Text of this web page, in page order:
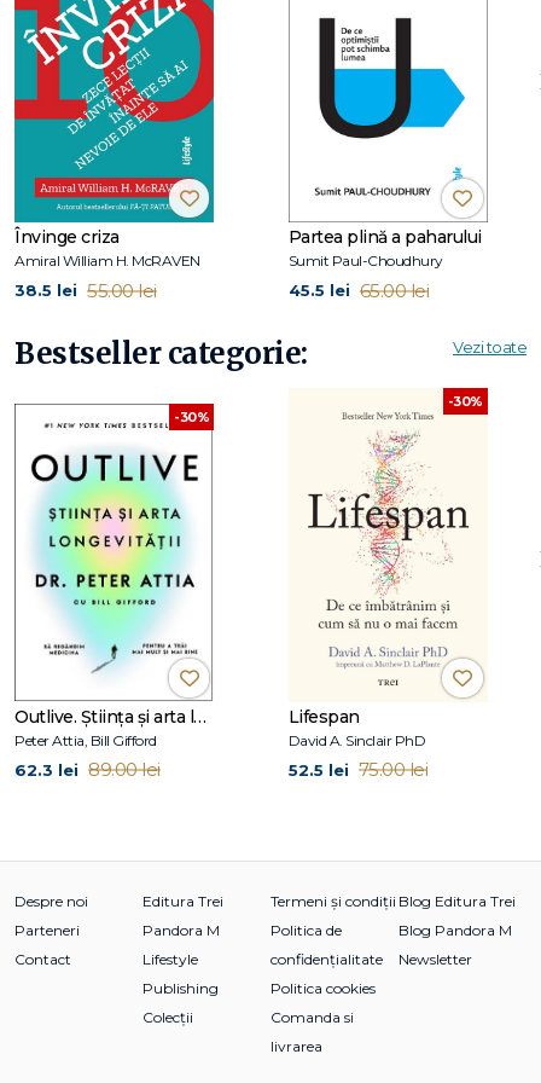
– La-la-li-lu-la!!!
De fiecare dată când termină de gătit ceva delicios, Timi
Burtică începe să cânte din toată inima, astfel că toţi
prietenii lui de pe stradă se strâng în mica bucătărie, pentru
a gusta proaspetele preparate.
Încercaţi şi voi să le gătiţi!
Învinge criza
Amiral William H. McRAVEN
38.5 lei 55.00 lei
Partea plină a paharului
Sumit Paul-Choudhury
45.5 lei 65.00 lei
Bestseller categorie: Vezi toate
-30%
Outlive. Știința și arta longevității
Peter Attia, Bill Gifford
62.3 lei 89.00 lei
-30%
Lifespan
David A. Sinclair PhD
52.5 lei 75.00 lei
Despre noi
Parteneri
Contact
Editura Trei
Pandora M
Lifestyle
Publishing
Colecții
Termeni și condiții
Politica de
confidențialitate
Politica cookies
Comanda si
livrarea
Blog Editura Trei
Blog Pandora M
Newsletter